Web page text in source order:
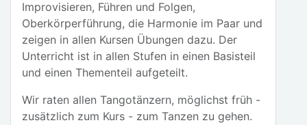
Improvisieren, Führen und Folgen,
Oberkörperführung, die Harmonie im Paar und
zeigen in allen Kursen Übungen dazu. Der
Unterricht ist in allen Stufen in einen Basisteil
und einen Thementeil aufgeteilt.
Wir raten allen Tangotänzern, möglichst früh -
zusätzlich zum Kurs - zum Tanzen zu gehen.